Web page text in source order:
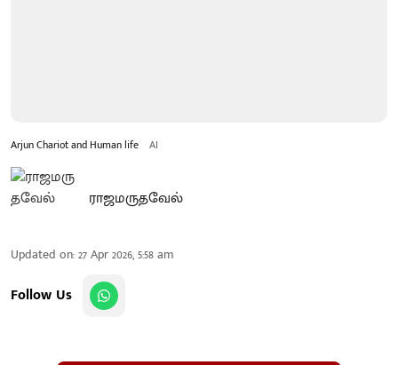
Arjun Chariot and Human life AI
ராஜமருதவேல்
Updated on:27 Apr 2026, 5:58 am
Follow Us